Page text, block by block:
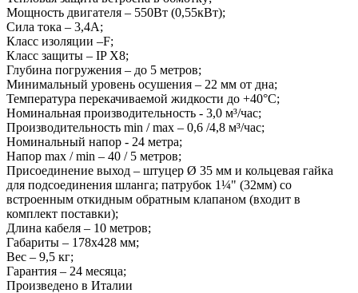
Мощность двигателя – 550Вт (0,55кВт);
Сила тока – 3,4А;
Класс изоляции –F;
Класс защиты – IP X8;
Глубина погружения – до 5 метров;
Минимальный уровень осушения – 22 мм от дна;
Температура перекачиваемой жидкости до +40°С;
Номинальная производительность - 3,0 м³/час;
Производительность min / max – 0,6 /4,8 м³/час;
Номинальный напор - 24 метра;
Напор max / min – 40 / 5 метров;
Присоединение выход – штуцер Ø 35 мм и кольцевая гайка
для подсоединения шланга; патрубок 1¼" (32мм) со
встроенным откидным обратным клапаном (входит в
комплект поставки);
Длина кабеля – 10 метров;
Габариты – 178х428 мм;
Вес – 9,5 кг;
Гарантия – 24 месяца;
Произведено в Италии